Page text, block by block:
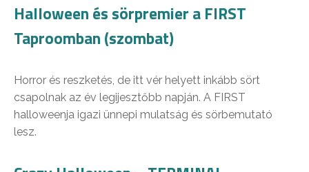
Halloween és sörpremier a FIRST
Taproomban (szombat)
Horror és reszketés, de itt vér helyett inkább sört
csapolnak az év legijesztőbb napján. A FIRST
halloweenja igazi ünnepi mulatság és sörbemutató
lesz.